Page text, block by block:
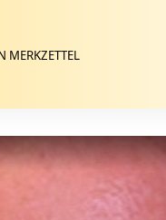
MERKZETTEL